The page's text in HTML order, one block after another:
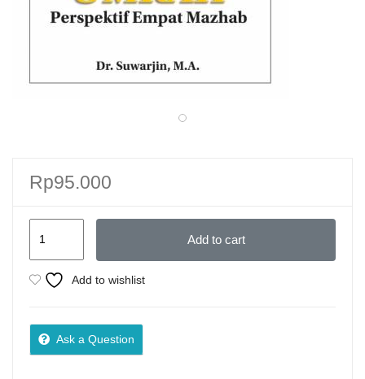
Rp95.000
DAN
UMRAH:
Empat
Mazhab
Add to cart
Add to wishlist
Ask a Question